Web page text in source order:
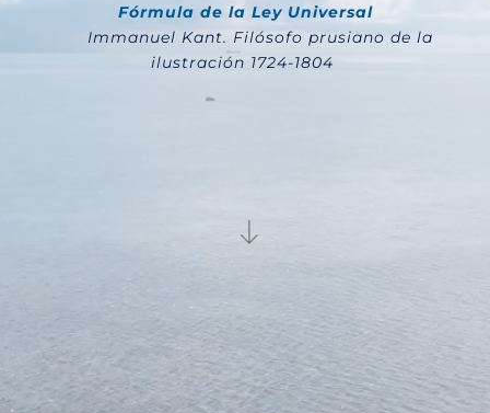
Fórmula de la Ley Universal
ilustración 1724-1804